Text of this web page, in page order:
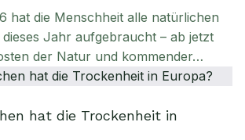
hat die Menschheit alle natürlichen
Jahr aufgebraucht – ab jetzt
der Natur und kommender…
hat die Trockenheit in